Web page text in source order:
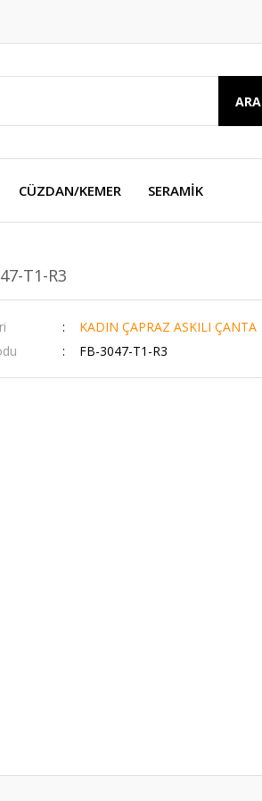
ARA
CÜZDAN/KEMER SERAMİK
T1-R3
KADIN ÇAPRAZ ASKILI ÇANTA
FB-3047-T1-R3